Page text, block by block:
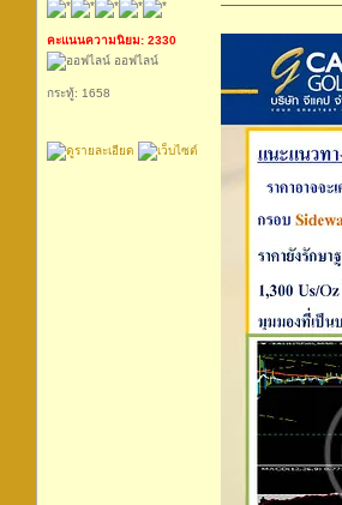
คะแนนความนิยม: 2330
ออฟไลน์
กระทู้: 1658